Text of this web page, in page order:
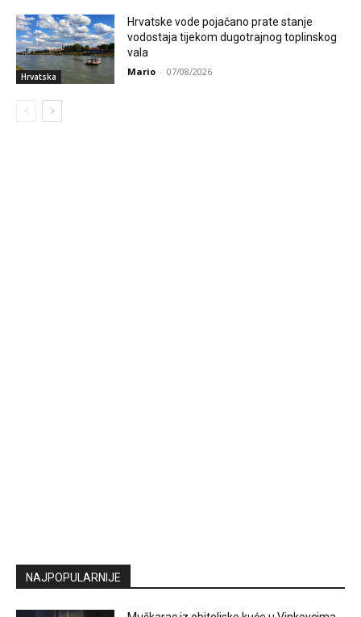
Hrvatska
Hrvatske vode pojačano prate stanje
vodostaja tijekom dugotrajnog toplinskog
vala
Mario - 07/08/2026
NAJPOPULARNIJE